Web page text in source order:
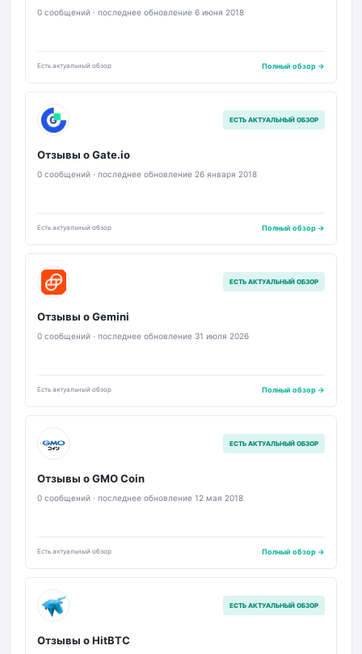
0 сообщений · последнее обновление 6 июня 2018
Есть актуальный обзор Полный обзор →
G ЕСТЬ АКТУАЛЬНЫЙ ОБЗОР
Отзывы о Gate.io
0 сообщений · последнее обновление 26 января 2018
Есть актуальный обзор Полный обзор →
G ЕСТЬ АКТУАЛЬНЫЙ ОБЗОР
Отзывы о Gemini
0 сообщений · последнее обновление 31 июля 2026
Есть актуальный обзор Полный обзор →
GMO ЕСТЬ АКТУАЛЬНЫЙ ОБЗОР
Отзывы о GMO Coin
0 сообщений · последнее обновление 12 мая 2018
Есть актуальный обзор Полный обзор →
HIT ЕСТЬ АКТУАЛЬНЫЙ ОБЗОР
Отзывы о HitBTC